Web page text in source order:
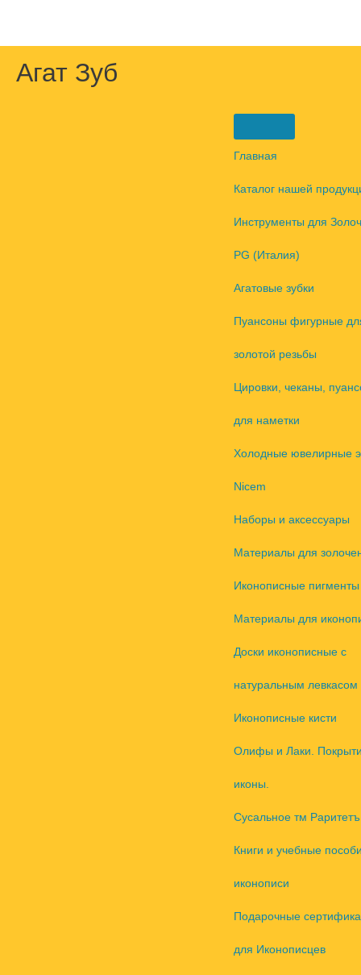
содержимому
Агат Зуб
Главная
Каталог нашей
Инструменты для
PG (Италия)
Агатовые зубки
Пуансоны фигурные
золотой резьбы
Цировки, чеканы,
для наметки
Холодные ювелирные
Nicem
Наборы и аксессуары
Материалы для
Иконописные пигменты
Материалы для
Доски иконописные с
натуральным левкасом
Иконописные кисти
Олифы и Лаки.
иконы.
Сусальное тм Раритетъ
Книги и учебные
иконописи
Подарочные
для Иконописцев